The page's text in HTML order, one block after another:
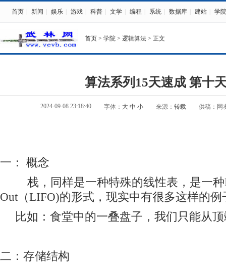
首页 新闻 娱乐 游戏 科普 文学 编程 系统 数据库 建站 学院
首页 > 学院 > 逻辑算法 > 正文
算法系列15天速成 第十
2024-09-08 23:18:40 字体： 大 中 小 来源： 转载 供稿：网
一： 概念
栈，同样是一种特殊的线性表，是一种
Out（LIFO)的形式，现实中有很多这样的例
比如：食堂中的一叠盘子，我们只能从顶
二：存储结构